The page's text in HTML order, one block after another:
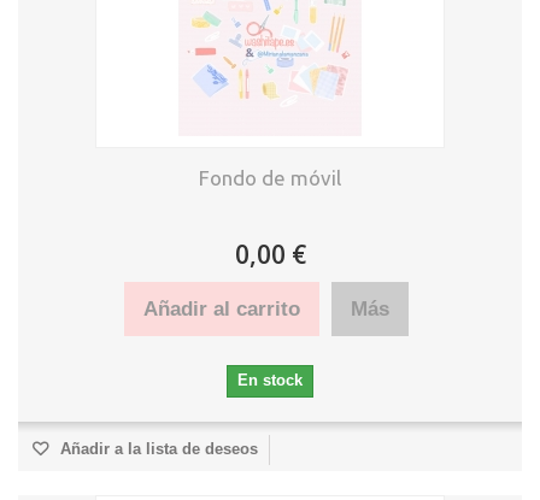
Fondo de móvil
0,00 €
Añadir al carrito Más
En stock
Añadir a la lista de deseos